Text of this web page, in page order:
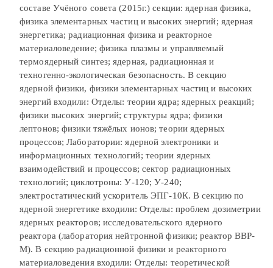
составе Учёного совета (2015г.) секции: ядерная физика,
физика элементарных частиц и высоких энергий; ядерная
энергетика; радиационная физика и реакторное
материаловедение; физика плазмы и управляемый
термоядерный синтез; ядерная, радиационная и
техногенно-экологическая безопасность. В секцию
ядерной физики, физики элементарных частиц и высоких
энергий входили: Отделы: теории ядра; ядерных реакций;
физики высоких энергий; структуры ядра; физики
лептонов; физики тяжёлых ионов; теории ядерных
процессов; Лаборатории: ядерной электроники и
информационных технологий; теории ядерных
взаимодействий и процессов; сектор радиационных
технологий; циклотроны: У-120; У-240;
электростатический ускоритель ЭПГ-10К. В секцию по
ядерной энергетике входили: Отделы: проблем дозиметрии
ядерных реакторов; исследовательского ядерного
реактора (лаборатория нейтронной физики; реактор ВВР-
М). В секцию радиационной физики и реакторного
материаловедения входили: Отделы: теоретической